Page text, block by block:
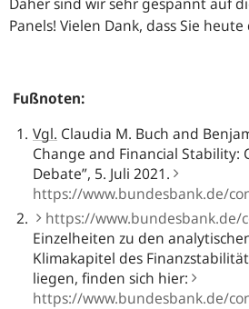
Panels! Vielen Dank, dass Sie
Fußnoten:
Vgl. Claudia M. Buch and
Change and Financial Stability:
Debate”, 5. Juli 2021.
https://www.bundesbank.de/
https://www.bundesbank.de/
Einzelheiten zu den
Klimakapitel des
liegen, finden sich hier:
https://www.bundesbank.de/